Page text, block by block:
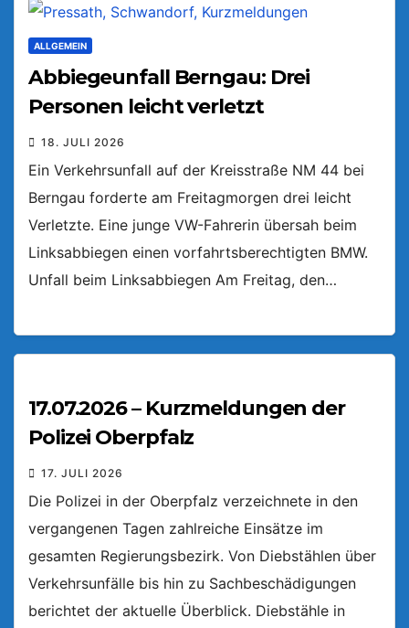
ALLGEMEIN
Abbiegeunfall Berngau: Drei
Personen leicht verletzt
18. JULI 2026
Ein Verkehrsunfall auf der Kreisstraße NM 44 bei
Berngau forderte am Freitagmorgen drei leicht
Verletzte. Eine junge VW-Fahrerin übersah beim
Linksabbiegen einen vorfahrtsberechtigten BMW.
Unfall beim Linksabbiegen Am Freitag, den…
17.07.2026 – Kurzmeldungen der
Polizei Oberpfalz
17. JULI 2026
Die Polizei in der Oberpfalz verzeichnete in den
vergangenen Tagen zahlreiche Einsätze im
gesamten Regierungsbezirk. Von Diebstählen über
Verkehrsunfälle bis hin zu Sachbeschädigungen
berichtet der aktuelle Überblick. Diebstähle in